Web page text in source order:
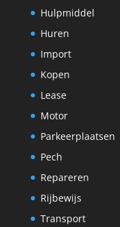
Hulpmiddel
Huren
Import
Kopen
Lease
Motor
Parkeerplaatsen
Pech
Repareren
Rijbewijs
Transport